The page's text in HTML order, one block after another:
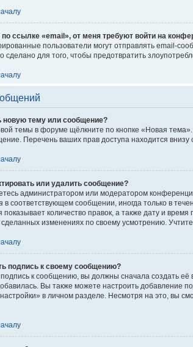
ссылке «email», от меня требуют войти на
пользователи могут отправлять email-
сделано для того, чтобы предотвратить
новую тему или сообщение?
темы в форуме щёлкните по кнопке «Новая
Перечень ваших прав доступа находится
или удалить сообщение?
администратором или модератором
в соответствующем сообщении, иногда только в
показывает количество правок, а также дату и
изменениях по своему усмотрению.
подпись к своему сообщению?
к сообщению, вы должны сначала создать
Вы также можете настроить добавление
в личном разделе. Несмотря на это, вы